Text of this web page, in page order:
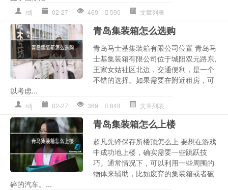
rdj 02-27 469 590 文章列表
青岛集装箱怎么选购
青岛马士基集装箱有限公司位置 青岛马
士基集装箱有限公司位于城阳双元路东,
王家女姑社区北边，交通便利，是一个
不错的选择。如果需要在附近租房，可
以考虑...
rdj 02-27 369 848 文章列表
青岛集装箱怎么上楼
超凡先锋保存所楼顶怎么上 要想在游戏
中成功地上楼，确实需要一些跳跃技
巧。通常情况下，可以利用一些周围的
物体来辅助，比如废弃的集装箱或者破
碎的汽车。...